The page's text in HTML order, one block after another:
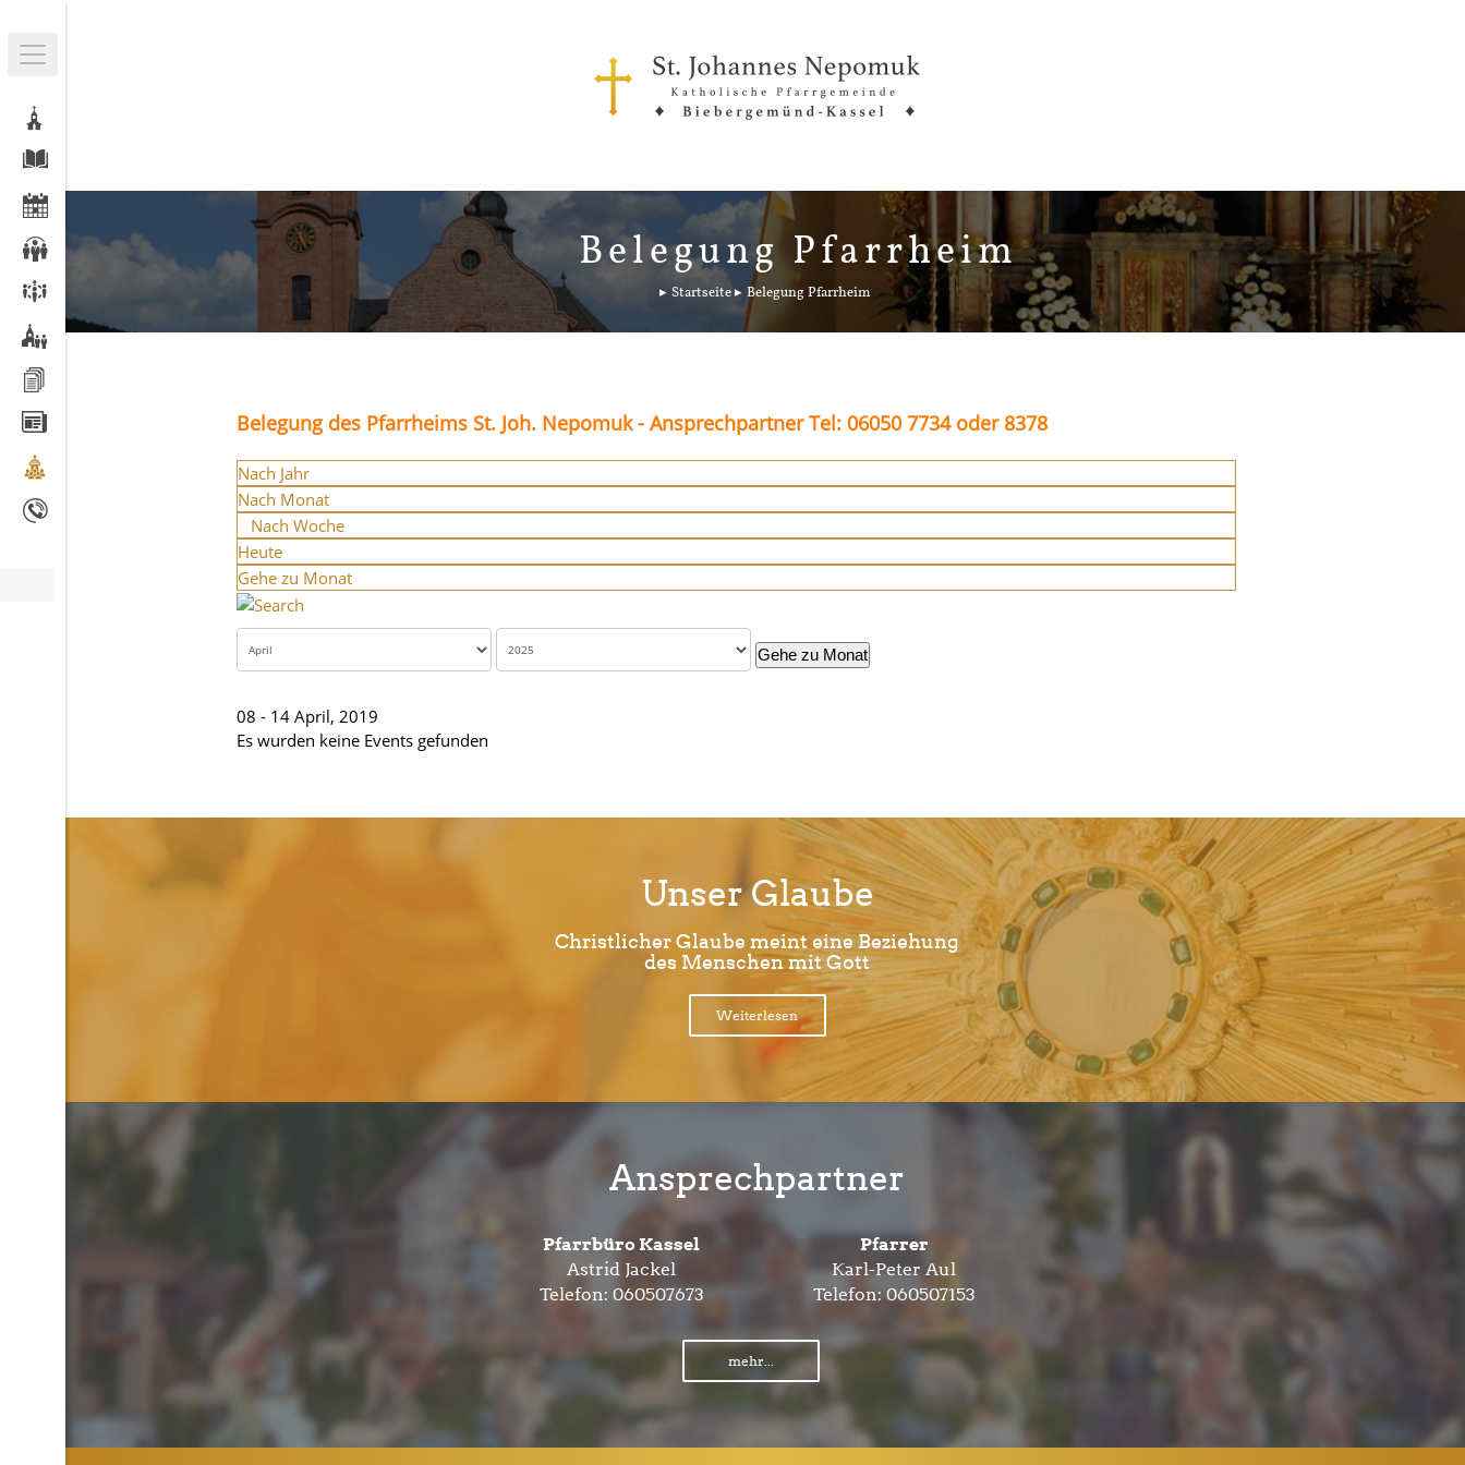
Belegung Pfarrheim
Startseite Belegung Pfarrheim
Belegung des Pfarrheims St. Joh. Nepomuk - Ansprechpartner Tel: 06050 7734 oder 8378
Nach Jahr
Nach Monat
Nach Woche
Heute
Gehe zu Monat
Gehe zu Monat
08 - 14 April, 2019
Es wurden keine Events gefunden
Unser Glaube
Christlicher Glaube meint eine Beziehung
des Menschen mit Gott
Weiterlesen
Ansprechpartner
Pfarrbüro Kassel
Astrid Jackel
Telefon: 060507673
Pfarrer
Karl-Peter Aul
Telefon:060507153
mehr...